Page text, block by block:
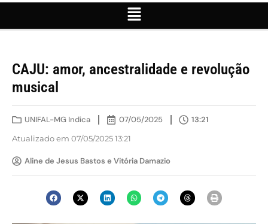
CAJU: amor, ancestralidade e revolução
musical
UNIFAL-MG Indica 07/05/2025 13:21
Atualizado em 07/05/2025 13:21
Aline de Jesus Bastos e Vitória Damazio